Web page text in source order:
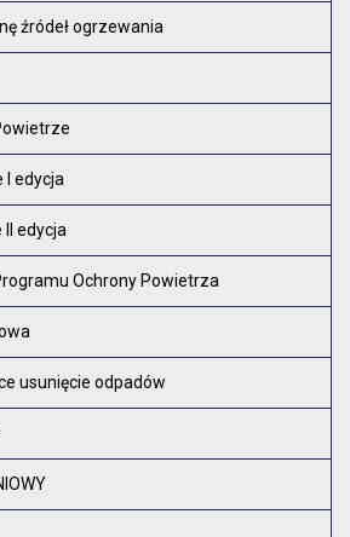
źródeł ogrzewania
I edycja
II edycja
Ochrony Powietrza
usunięcie odpadów